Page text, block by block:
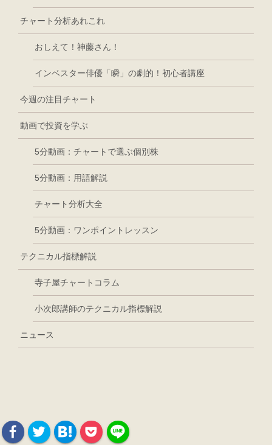
チャート分析あれこれ
おしえて！神藤さん！
インベスター俳優「瞬」の劇的！初心者講座
今週の注目チャート
動画で投資を学ぶ
5分動画：チャートで選ぶ個別株
5分動画：用語解説
チャート分析大全
5分動画：ワンポイントレッスン
テクニカル指標解説
寺子屋チャートコラム
小次郎講師のテクニカル指標解説
ニュース